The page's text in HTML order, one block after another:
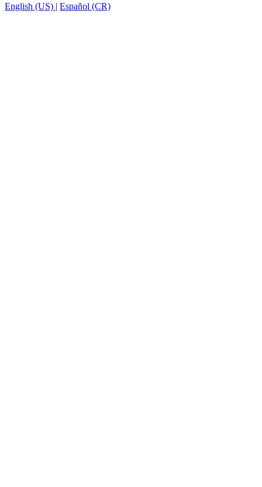
English (US) | Español (CR)